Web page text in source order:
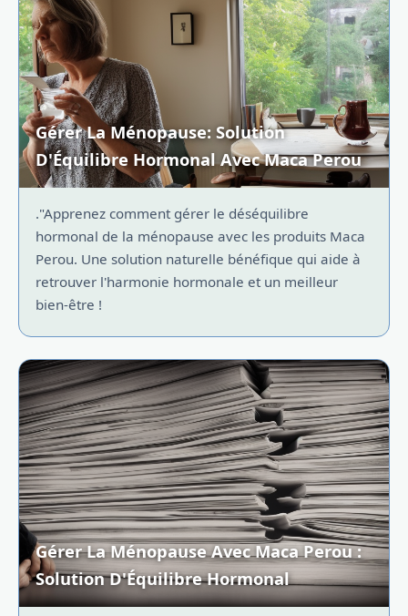
Gérer La Ménopause: Solution
D'Équilibre Hormonal Avec Maca Perou
."Apprenez comment gérer le déséquilibre
hormonal de la ménopause avec les produits Maca
Perou. Une solution naturelle bénéfique qui aide à
retrouver l'harmonie hormonale et un meilleur
bien-être !
Gérer La Ménopause Avec Maca Perou :
Solution D'Équilibre Hormonal